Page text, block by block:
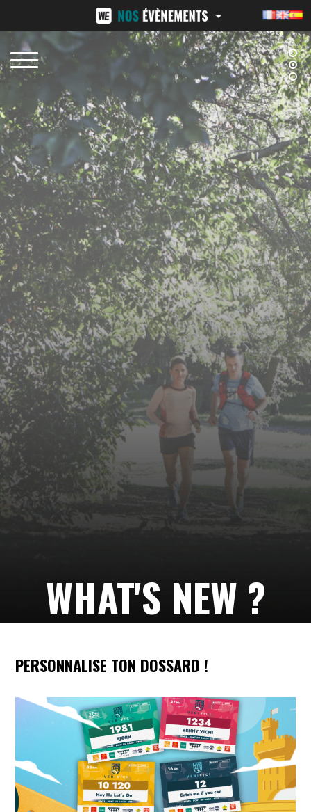
NÎMES URBAN TRAIL
15 FÉVRIER 2026
24H ST-PIERRE
13-14 JUIN 2026
BEZIERS URBAN TRAIL
11 OCTOBRE 2026
LA VENI VICI
7 NOVEMBRE 2026
Suivez-
nous…
WHAT'S NEW ?
PERSONNALISE TON DOSSARD !